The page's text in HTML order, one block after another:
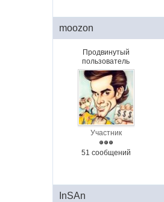
moozon
Продвинутый
пользователь
Участник
51 сообщений
InSAn